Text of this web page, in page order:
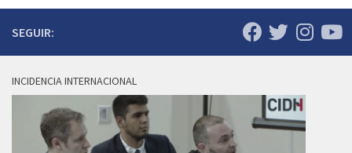
SEGUIR:
INCIDENCIA INTERNACIONAL